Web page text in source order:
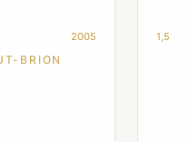
2005
BRION
1,5